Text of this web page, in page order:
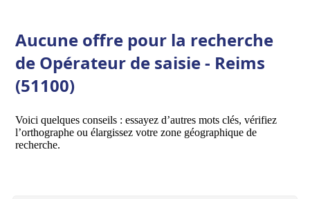
Aucune offre pour la recherche
de Opérateur de saisie - Reims
(51100)
Voici quelques conseils : essayez d’autres mots clés, vérifiez
l’orthographe ou élargissez votre zone géographique de
recherche.